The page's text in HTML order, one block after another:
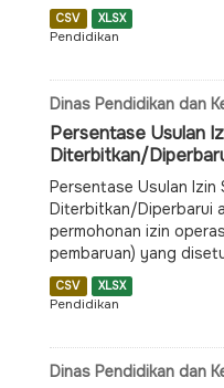
CSV XLSX
Pendidikan
Dinas Pendidikan dan
Persentase Usulan
Diterbitkan/
Persentase Usulan Izin
Diterbitkan/Diperbarui
permohonan izin
pembaruan) yang
CSV XLSX
Pendidikan
Dinas Pendidikan dan